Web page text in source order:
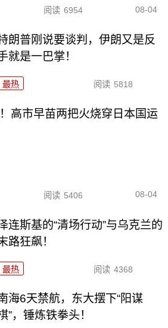
阅读 6954 08-04
朗普刚说要谈判，伊朗又是反
就是一巴掌！
最热 阅读 5818
高市早苗两把火烧穿日本国运
阅读 5406 08-04
连斯基的“清场行动”与乌克兰的
路狂飙！
最热 阅读 4368
海6天禁航，东大摆下“阳谋
”，锤炼铁拳头！